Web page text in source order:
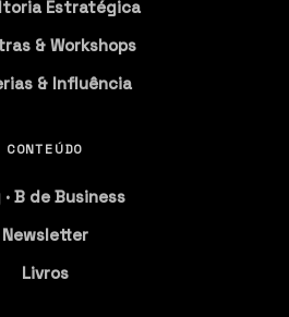
Estratégica
& Workshops
& Influência
CONTEÚDO
B de Business
Newsletter
Livros